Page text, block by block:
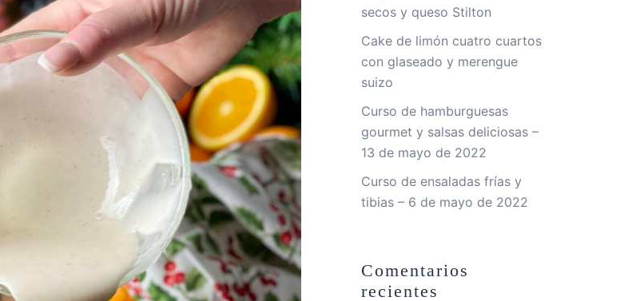
secos y queso Stilton
Cake de limón cuatro cuartos
con glaseado y merengue
suizo
Curso de hamburguesas
gourmet y salsas deliciosas –
13 de mayo de 2022
Curso de ensaladas frías y
tibias – 6 de mayo de 2022
Comentarios
recientes